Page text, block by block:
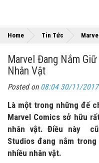
Home Tin Tức
Marvel Đang Nắm
Nhân Vật
Posted on 08:04 30/11/2017
Là một trong những đế
Marvel Comics sở hữu
nhân vật. Điều này
Studios đang nắm
nhiều nhân vật.